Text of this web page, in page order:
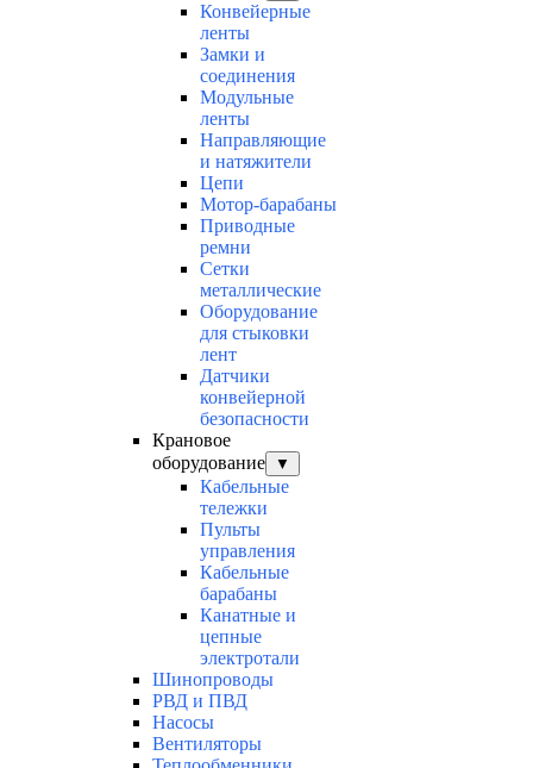
Конвейерные
ленты
Замки и
соединения
Модульные
ленты
Направляющие
и натяжители
Цепи
Мотор-барабаны
Приводные
ремни
Сетки
металлические
Оборудование
для стыковки
лент
Датчики
конвейерной
безопасности
Крановое
оборудование
▼
Кабельные
тележки
Пульты
управления
Кабельные
барабаны
Канатные и
цепные
электротали
Шинопроводы
РВД и ПВД
Насосы
Вентиляторы